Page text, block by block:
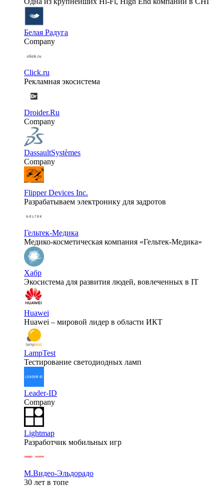
Белая Радуга
Company
Click.ru
Рекламная экосистема
Droider.Ru
Company
DassaultSystèmes
Company
Flipper Devices Inc.
Разрабатываем электронику для задротов
Гельтек-Медика
Медико-косметическая компания «Гельтек-Медика»
Хабр
Экосистема для развития людей, вовлеченных в IT
Huawei
Huawei – мировой лидер в области ИКТ
LampTest
Тестирование светодиодных ламп
Leader-ID
Company
Lightmap
Разработчик мобильных игр
М.Видео-Эльдорадо
30 лет в топе